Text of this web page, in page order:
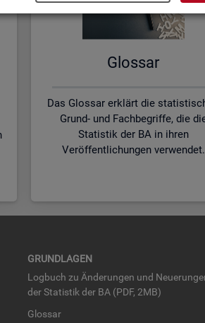
Glos­sar
Das Glossar erklärt die
Grund- und Fachbegriffe, die
Statistik der BA in ihren
Veröffentlichungen verwendet.
GRUND­LA­GEN
Log­buch zu Än­de­run­gen und
der Sta­tis­tik der BA (PDF, 2MB)
Glos­sar